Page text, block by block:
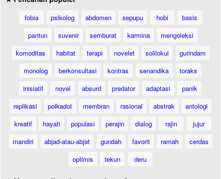
fobia psikolog abdomen sepupu hobi
basis
pantun
suvenir semburat karmina
mengoleksi
komoditas
habitat terapi novelet solilokui
gurindam
monolog
berkonsultasi kontras senandika
toraks
inisiatif
novel absurd predator adaptasi
panik
replikasi
polkadot membran rasional abstrak
antologi
kreatif
hayati populasi perajin dialog rajin
jujur
mandiri
abjad-atau-abjat gundah favorit ramah
cerdas
optimis
tekun deru